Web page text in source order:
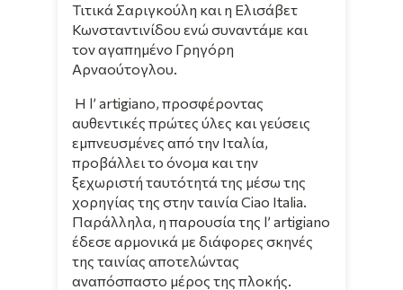
Τιτικά Σαριγκούλη και η Ελισάβετ
Κωνσταντινίδου ενώ συναντάμε και
τον αγαπημένο Γρηγόρη
Αρναούτογλου.
Η l’ artigiano, προσφέροντας
αυθεντικές πρώτες ύλες και γεύσεις
εμπνευσμένες από την Ιταλία,
προβάλλει το όνομα και την
ξεχωριστή ταυτότητά της μέσω της
χορηγίας της στην ταινία Ciao Italia.
Παράλληλα, η παρουσία της l’ artigiano
έδεσε αρμονικά με διάφορες σκηνές
της ταινίας αποτελώντας
αναπόσπαστο μέρος της πλοκής.